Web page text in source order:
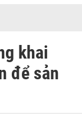
khai
để sản